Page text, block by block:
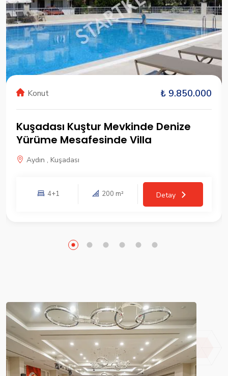
Konut ₺ 9.850.000
Kuşadası Kuştur Mevkinde Denize
Yürüme Mesafesinde Villa
Aydın , Kuşadası
4+1 200 m² Detay